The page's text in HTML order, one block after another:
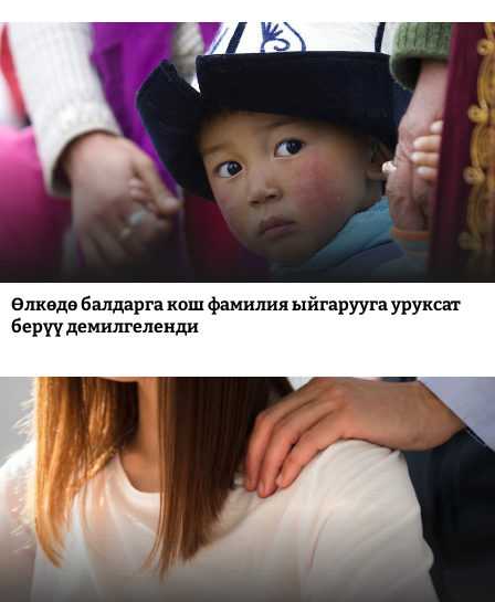
Өлкөдө балдарга кош фамилия ыйгарууга уруксат
берүү демилгеленди